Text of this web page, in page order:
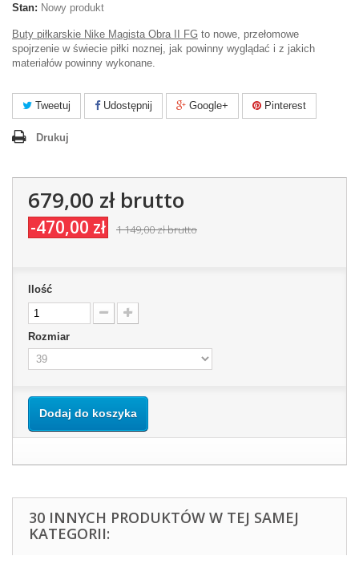
Stan: Nowy produkt
Buty piłkarskie Nike Magista Obra II FG to nowe, przełomowe
spojrzenie w świecie piłki noznej, jak powinny wyglądać i z jakich
materiałów powinny wykonane.
Tweetuj Udostępnij Google+ Pinterest
Drukuj
679,00 złbrutto
-470,00 zł 1 149,00 złbrutto
Ilość
Rozmiar
Dodaj do koszyka
30 INNYCH PRODUKTÓW W TEJ SAMEJ
KATEGORII: